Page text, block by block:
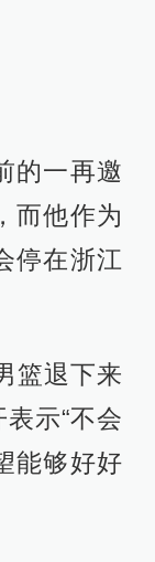
的一再邀
而他作为
停在浙江
篮退下来
示“不会
能够好好